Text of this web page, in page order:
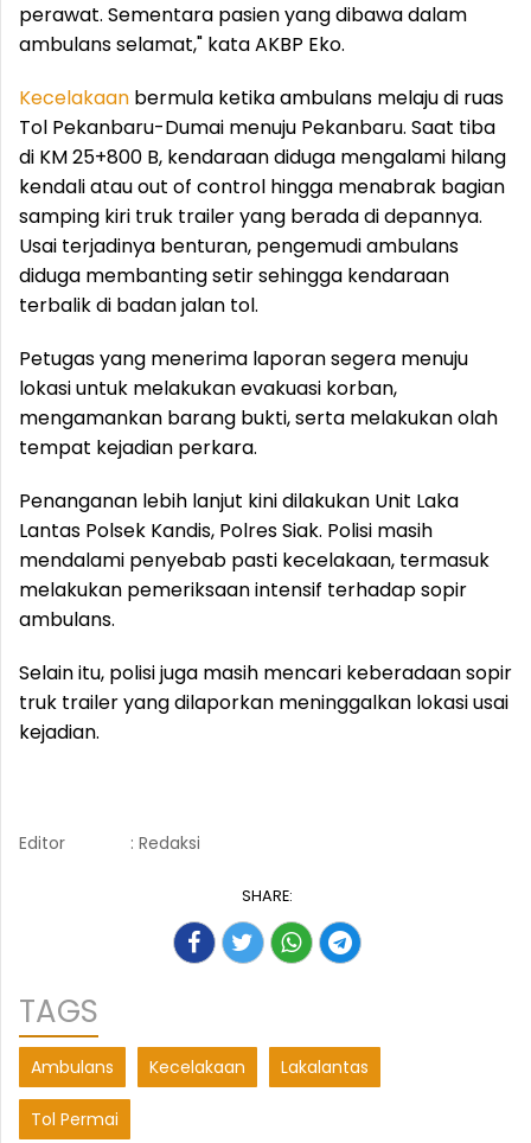
perawat. Sementara pasien yang dibawa dalam
ambulans selamat," kata AKBP Eko.
Kecelakaan bermula ketika ambulans melaju di ruas
Tol Pekanbaru-Dumai menuju Pekanbaru. Saat tiba
di KM 25+800 B, kendaraan diduga mengalami hilang
kendali atau out of control hingga menabrak bagian
samping kiri truk trailer yang berada di depannya.
Usai terjadinya benturan, pengemudi ambulans
diduga membanting setir sehingga kendaraan
terbalik di badan jalan tol.
Petugas yang menerima laporan segera menuju
lokasi untuk melakukan evakuasi korban,
mengamankan barang bukti, serta melakukan olah
tempat kejadian perkara.
Penanganan lebih lanjut kini dilakukan Unit Laka
Lantas Polsek Kandis, Polres Siak. Polisi masih
mendalami penyebab pasti kecelakaan, termasuk
melakukan pemeriksaan intensif terhadap sopir
ambulans.
Selain itu, polisi juga masih mencari keberadaan sopir
truk trailer yang dilaporkan meninggalkan lokasi usai
kejadian.
Editor : Redaksi
SHARE:
TAGS
Ambulans Kecelakaan Lakalantas
Tol Permai